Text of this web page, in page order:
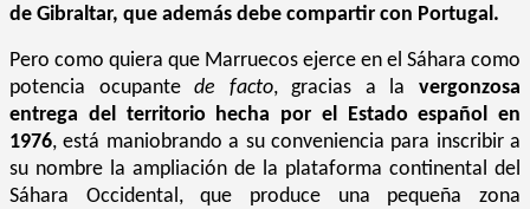
de Gibraltar, que además debe compartir con Portugal.
Pero como quiera que Marruecos ejerce en el Sáhara como
potencia ocupantede facto, gracias a lavergonzosa
entrega del territorio hecha por el Estado español en
1976, está maniobrando a su conveniencia para inscribir a
su nombre la ampliación de la plataforma continental del
Sáhara Occidental, que produce una pequeña zona